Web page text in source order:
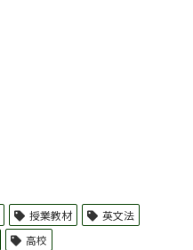
授業教材
英文法
高校